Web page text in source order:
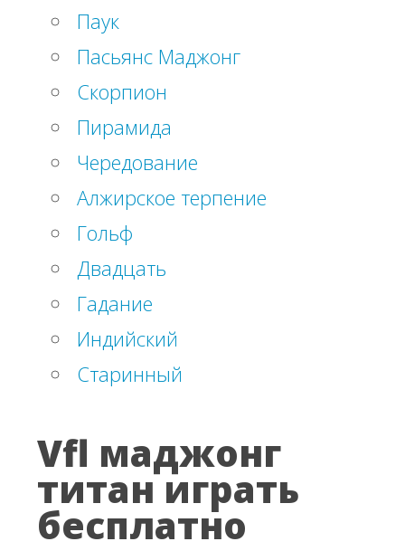
Паук
Пасьянс Маджонг
Скорпион
Пирамида
Чередование
Алжирское терпение
Гольф
Двадцать
Гадание
Индийский
Старинный
Vfl маджонг
титан играть
бесплатно